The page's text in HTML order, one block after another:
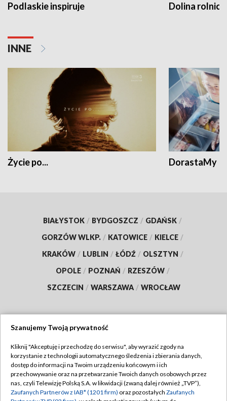
Podlaskie inspiruje Dolina
INNE
Życie po... DorastaMy
BIAŁYSTOK / BYDGOSZCZ / GDAŃSK /
GORZÓW WLKP. / KATOWICE / KIELCE /
KRAKÓW / LUBLIN / ŁÓDŹ / OLSZTYN /
OPOLE / POZNAŃ / RZESZÓW /
SZCZECIN / WARSZAWA / WROCŁAW
TVP
Abonament TVP
Emisja w TVP
Regulamin TVP
Polityka prywatności
Szanujemy Twoją prywatność
Kliknij "Akceptuję i przechodzę do serwisu", aby wyrazić zgody na
korzystanie z technologii automatycznego śledzenia i zbierania danych,
dostęp do informacji na Twoim urządzeniu końcowym i ich
przechowywanie oraz na przetwarzanie Twoich danych osobowych przez
nas, czyli Telewizję Polską S.A. w likwidacji (zwaną dalej również „TVP”),
Zaufanych Partnerów z IAB* (1201 firm) oraz pozostałych Zaufanych